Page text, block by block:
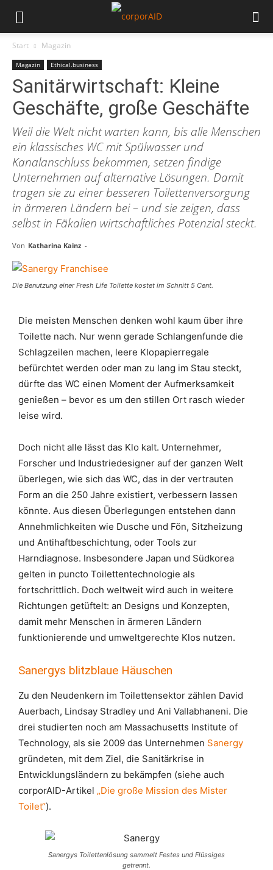
Start Magazin
Magazin Ethical.business
Sanitärwirtschaft: Kleine
Geschäfte, große Geschäfte
Weil die Welt nicht warten kann, bis alle Menschen
ein klassisches WC mit Spülwasser und
Kanalanschluss bekommen, setzen findige
Unternehmen auf alternative Lösungen. Damit
tragen sie zu einer besseren Toilettenversorgung
in ärmeren Ländern bei – und sie zeigen, dass
selbst in Fäkalien wirtschaftliches Potenzial steckt.
Von Katharina Kainz -
Die Benutzung einer Fresh Life Toilette kostet im Schnitt 5 Cent.
Die meisten Menschen denken wohl kaum über ihre
Toilette nach. Nur wenn gerade Schlangenfunde die
Schlagzeilen machen, leere Klopapierregale
befürchtet werden oder man zu lang im Stau steckt,
dürfte das WC einen Moment der Aufmerksamkeit
genießen – bevor es um den stillen Ort rasch wieder
leise wird.
Doch nicht alle lässt das Klo kalt. Unternehmer,
Forscher und Industriedesigner auf der ganzen Welt
überlegen, wie sich das WC, das in der vertrauten
Form an die 250 Jahre existiert, verbessern lassen
könnte. Aus diesen Überlegungen entstehen dann
Annehmlichkeiten wie Dusche und Fön, Sitzheizung
und Antihaftbeschichtung, oder Tools zur
Harndiagnose. Insbesondere Japan und Südkorea
gelten in puncto Toilettentechnologie als
fortschrittlich. Doch weltweit wird auch in weitere
Richtungen getüftelt: an Designs und Konzepten,
damit mehr Menschen in ärmeren Ländern
funktionierende und umweltgerechte Klos nutzen.
Sanergys blitzblaue Häuschen
Zu den Neudenkern im Toilettensektor zählen David
Auerbach, Lindsay Stradley und Ani Vallabhaneni. Die
drei studierten noch am Massachusetts Institute of
Technology, als sie 2009 das Unternehmen Sanergy
gründeten, mit dem Ziel, die Sanitärkrise in
Entwicklungsländern zu bekämpfen (siehe auch
corporAID-Artikel „Die große Mission des Mister
Toilet“).
Sanergys Toilettenlösung sammelt Festes und Flüssiges
getrennt.